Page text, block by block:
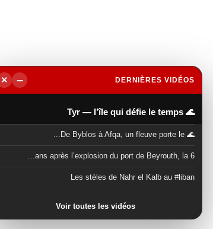
DERNIÈRES VIDÉOS
−
×
🌊 Tyr — l’île qui défie le temps
🌊 De Byblos à Afqa, un fleuve porte le...
6 ans après l’explosion du port de Beyrouth, la...
Les stèles de Nahr el Kalb au #liban
Voir toutes les vidéos